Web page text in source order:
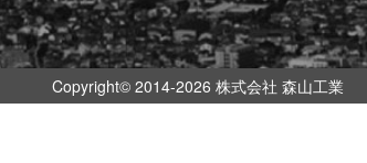
Copyright© 2014-2026 株式会社 森山工業